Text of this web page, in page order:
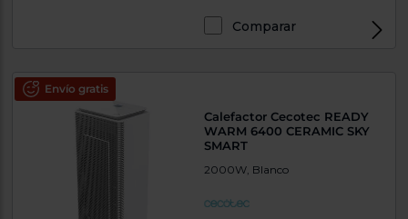
Comparar
Envío gratis
Calefactor Cecotec READY
WARM 6400 CERAMIC SKY
SMART
2000W, Blanco